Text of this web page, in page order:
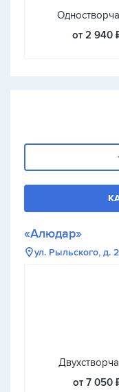
от 2 940
«Алюдар»
ул. Рыльского, д.
от 7 050